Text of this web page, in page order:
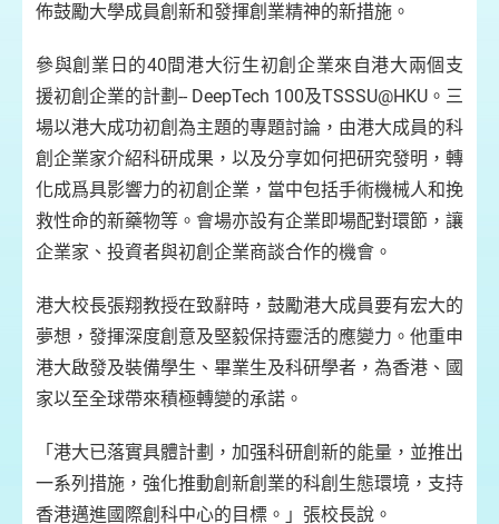
佈鼓勵大學成員創新和發揮創業精神的新措施。
參與創業日的40間港大衍生初創企業來自港大兩個支
援初創企業的計劃-- DeepTech 100及TSSSU@HKU。三
場以港大成功初創為主題的專題討論，由港大成員的科
創企業家介紹科研成果，以及分享如何把研究發明，轉
化成爲具影響力的初創企業，當中包括手術機械人和挽
救性命的新藥物等。會場亦設有企業即場配對環節，讓
企業家、投資者與初創企業商談合作的機會。
港大校長張翔教授在致辭時，鼓勵港大成員要有宏大的
夢想，發揮深度創意及堅毅保持靈活的應變力。他重申
港大啟發及裝備學生、畢業生及科研學者，為香港、國
家以至全球帶來積極轉變的承諾。
「港大已落實具體計劃，加强科研創新的能量，並推出
一系列措施，強化推動創新創業的科創生態環境，支持
香港邁進國際創科中心的目標。」張校長說。